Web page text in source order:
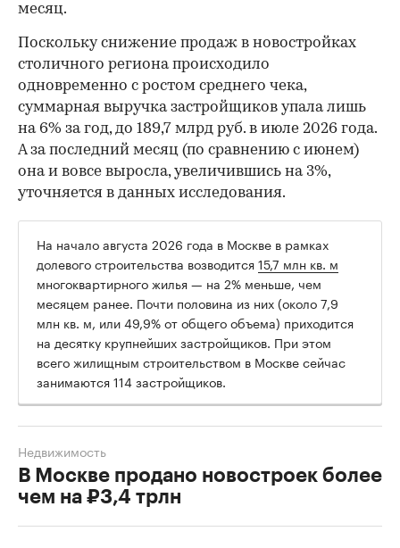
месяц.
Поскольку снижение продаж в новостройках
столичного региона происходило
одновременно с ростом среднего чека,
суммарная выручка застройщиков упала лишь
на 6% за год, до 189,7 млрд руб. в июле 2026 года.
А за последний месяц (по сравнению с июнем)
она и вовсе выросла, увеличившись на 3%,
уточняется в данных исследования.
На начало августа 2026 года в Москве в рамках
долевого строительства возводится15,7 млн кв. м
многоквартирного жилья — на 2% меньше, чем
месяцем ранее. Почти половина из них (около 7,9
млн кв. м, или 49,9% от общего объема) приходится
на десятку крупнейших застройщиков. При этом
всего жилищным строительством в Москве сейчас
занимаются 114 застройщиков.
В Москве продано новостроек более
чем на ₽3,4 трлн
Недвижимость